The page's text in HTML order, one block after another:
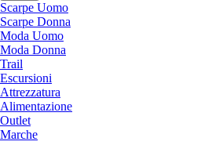
Scarpe Uomo
Scarpe Donna
Moda Uomo
Moda Donna
Trail
Escursioni
Attrezzatura
Alimentazione
Outlet
Marche